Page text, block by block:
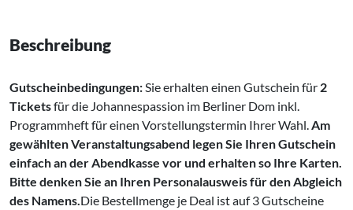
Beschreibung
Gutscheinbedingungen: Sie erhalten einen Gutschein für 2
Ticketsfür die Johannespassion im Berliner Dom inkl.
Programmheft für einen Vorstellungstermin Ihrer Wahl. Am
gewählten Veranstaltungsabend legen Sie Ihren Gutschein
einfach an der Abendkasse vor und erhalten so Ihre Karten.
Bitte denken Sie an Ihren Personalausweis für den Abgleich
des Namens. Die Bestellmenge je Deal ist auf 3 Gutscheine